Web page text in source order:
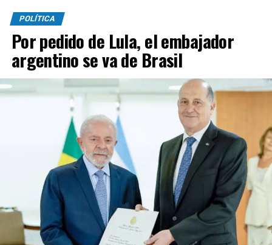
POLÍTICA
Por pedido de Lula, el embajador
argentino se va de Brasil